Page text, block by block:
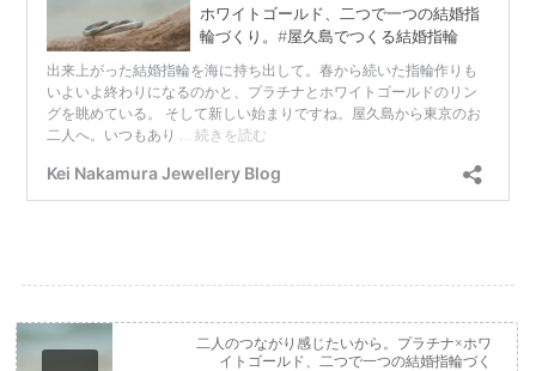
二人のつながり感じたいから。プラチナ×ホワ
イトゴールド、二つで一つの結婚指輪づく